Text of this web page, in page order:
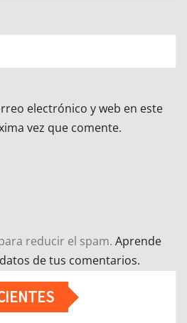
electrónico y web en este
vez que comente.
reducir el spam. Aprende
de tus comentarios.